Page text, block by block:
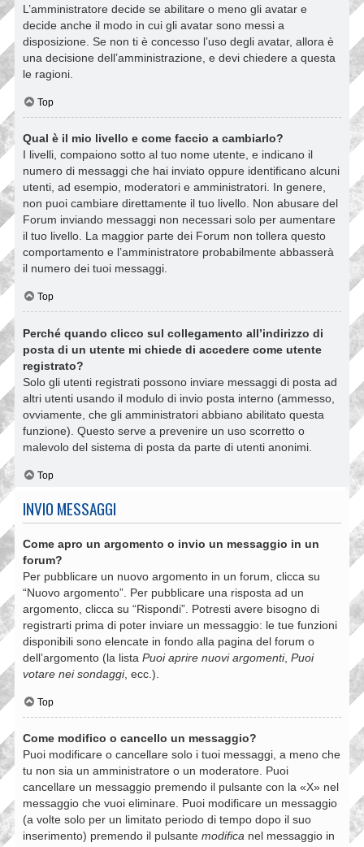
L’amministratore decide se abilitare o meno gli avatar e
decide anche il modo in cui gli avatar sono messi a
disposizione. Se non ti è concesso l’uso degli avatar, allora è
una decisione dell’amministrazione, e devi chiedere a questa
le ragioni.
Top
Qual è il mio livello e come faccio a cambiarlo?
I livelli, compaiono sotto al tuo nome utente, e indicano il
numero di messaggi che hai inviato oppure identificano alcuni
utenti, ad esempio, moderatori e amministratori. In genere,
non puoi cambiare direttamente il tuo livello. Non abusare del
Forum inviando messaggi non necessari solo per aumentare
il tuo livello. La maggior parte dei Forum non tollera questo
comportamento e l’amministratore probabilmente abbasserà
il numero dei tuoi messaggi.
Top
Perché quando clicco sul collegamento all’indirizzo di
posta di un utente mi chiede di accedere come utente
registrato?
Solo gli utenti registrati possono inviare messaggi di posta ad
altri utenti usando il modulo di invio posta interno (ammesso,
ovviamente, che gli amministratori abbiano abilitato questa
funzione). Questo serve a prevenire un uso scorretto o
malevolo del sistema di posta da parte di utenti anonimi.
Top
INVIO MESSAGGI
Come apro un argomento o invio un messaggio in un
forum?
Per pubblicare un nuovo argomento in un forum, clicca su
“Nuovo argomento”. Per pubblicare una risposta ad un
argomento, clicca su “Rispondi”. Potresti avere bisogno di
registrarti prima di poter inviare un messaggio: le tue funzioni
disponibili sono elencate in fondo alla pagina del forum o
dell’argomento (la lista Puoi aprire nuovi argomenti, Puoi
votare nei sondaggi, ecc.).
Top
Come modifico o cancello un messaggio?
Puoi modificare o cancellare solo i tuoi messaggi, a meno che
tu non sia un amministratore o un moderatore. Puoi
cancellare un messaggio premendo il pulsante con la «X» nel
messaggio che vuoi eliminare. Puoi modificare un messaggio
(a volte solo per un limitato periodo di tempo dopo il suo
inserimento) premendo il pulsante modifica nel messaggio in